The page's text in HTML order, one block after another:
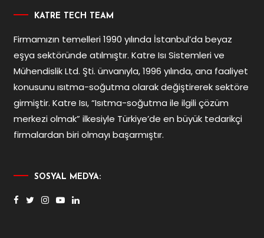
KATRE TECH TEAM
Firmamızın temelleri 1990 yılında İstanbul’da beyaz
eşya sektöründe atılmıştır. Katre Isı Sistemleri ve
Mühendislik Ltd. Şti. ünvanıyla, 1996 yılında, ana faaliyet
konusunu ısıtma-soğutma olarak değiştirerek sektöre
girmiştir. Katre Isı, “Isıtma-soğutma ile ilgili çözüm
merkezi olmak” ilkesiyle Türkiye’de en büyük tedarikçi
firmalardan biri olmayı başarmıştır.
SOSYAL MEDYA: